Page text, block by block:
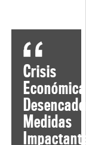
Crisis
Económica
Medidas